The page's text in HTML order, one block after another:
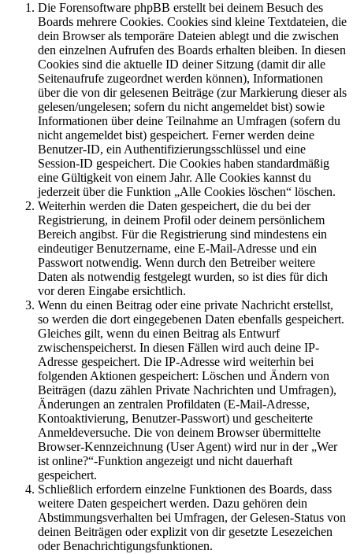
Die Forensoftware phpBB erstellt bei deinem Besuch des
Boards mehrere Cookies. Cookies sind kleine Textdateien, die
dein Browser als temporäre Dateien ablegt und die zwischen
den einzelnen Aufrufen des Boards erhalten bleiben. In diesen
Cookies sind die aktuelle ID deiner Sitzung (damit dir alle
Seitenaufrufe zugeordnet werden können), Informationen
über die von dir gelesenen Beiträge (zur Markierung dieser als
gelesen/ungelesen; sofern du nicht angemeldet bist) sowie
Informationen über deine Teilnahme an Umfragen (sofern du
nicht angemeldet bist) gespeichert. Ferner werden deine
Benutzer-ID, ein Authentifizierungsschlüssel und eine
Session-ID gespeichert. Die Cookies haben standardmäßig
eine Gültigkeit von einem Jahr. Alle Cookies kannst du
jederzeit über die Funktion „Alle Cookies löschen“ löschen.
Weiterhin werden die Daten gespeichert, die du bei der
Registrierung, in deinem Profil oder deinem persönlichem
Bereich angibst. Für die Registrierung sind mindestens ein
eindeutiger Benutzername, eine E-Mail-Adresse und ein
Passwort notwendig. Wenn durch den Betreiber weitere
Daten als notwendig festgelegt wurden, so ist dies für dich
vor deren Eingabe ersichtlich.
Wenn du einen Beitrag oder eine private Nachricht erstellst,
so werden die dort eingegebenen Daten ebenfalls gespeichert.
Gleiches gilt, wenn du einen Beitrag als Entwurf
zwischenspeicherst. In diesen Fällen wird auch deine IP-
Adresse gespeichert. Die IP-Adresse wird weiterhin bei
folgenden Aktionen gespeichert: Löschen und Ändern von
Beiträgen (dazu zählen Private Nachrichten und Umfragen),
Änderungen an zentralen Profildaten (E-Mail-Adresse,
Kontoaktivierung, Benutzer-Passwort) und gescheiterte
Anmeldeversuche. Die von deinem Browser übermittelte
Browser-Kennzeichnung (User Agent) wird nur in der „Wer
ist online?“-Funktion angezeigt und nicht dauerhaft
gespeichert.
Schließlich erfordern einzelne Funktionen des Boards, dass
weitere Daten gespeichert werden. Dazu gehören dein
Abstimmungsverhalten bei Umfragen, der Gelesen-Status von
deinen Beiträgen oder explizit von dir gesetzte Lesezeichen
oder Benachrichtigungsfunktionen.